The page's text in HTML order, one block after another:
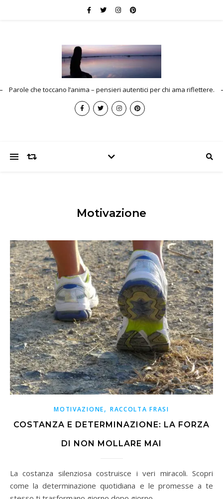
Parole che toccano l’anima – pensieri autentici per chi ama riflettere.
Motivazione
MOTIVAZIONE, RACCOLTA FRASI
COSTANZA E DETERMINAZIONE: LA FORZA
DI NON MOLLARE MAI
La costanza silenziosa costruisce i veri miracoli. Scopri
come la determinazione quotidiana e le promesse a te